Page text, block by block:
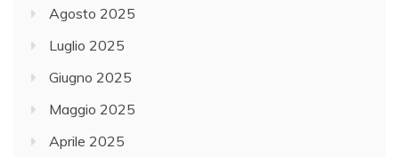
Agosto 2025
Luglio 2025
Giugno 2025
Maggio 2025
Aprile 2025